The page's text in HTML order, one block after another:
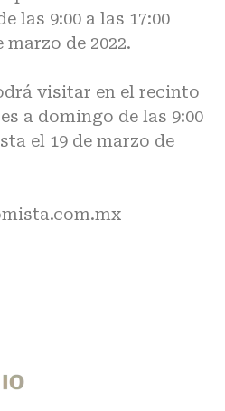
las 9:00 a las 17:00
de 2022.
visitar en el recinto
a domingo de las 9:00
el 19 de marzo de